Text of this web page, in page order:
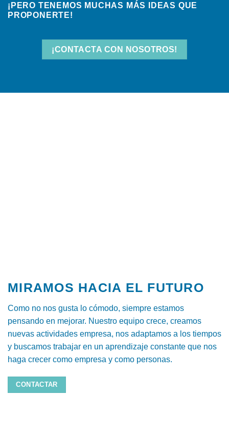
¡PERO TENEMOS MUCHAS MÁS IDEAS QUE
PROPONERTE!
¡CONTACTA CON NOSOTROS!
MIRAMOS HACIA EL FUTURO
Como no nos gusta lo cómodo, siempre estamos
pensando en mejorar. Nuestro equipo crece, creamos
nuevas actividades empresa, nos adaptamos a los tiempos
y buscamos trabajar en un aprendizaje constante que nos
haga crecer como empresa y como personas.
CONTACTAR